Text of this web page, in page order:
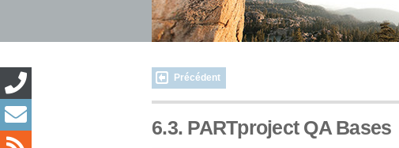
Précédent
6.3. PARTproject QA Bases